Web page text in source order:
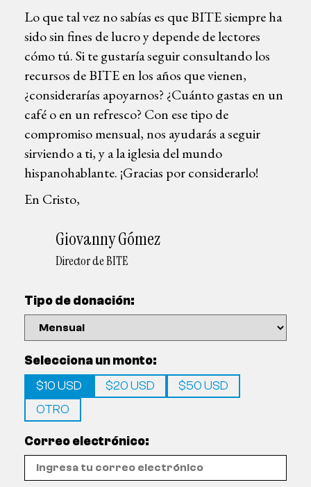
Lo que tal vez no sabías es que BITE siempre ha
sido sin fines de lucro y depende de lectores
cómo tú. Si te gustaría seguir consultando los
recursos de BITE en los años que vienen,
¿considerarías apoyarnos? ¿Cuánto gastas en un
café o en un refresco? Con ese tipo de
compromiso mensual, nos ayudarás a seguir
sirviendo a ti, y a la iglesia del mundo
hispanohablante. ¡Gracias por considerarlo!
En Cristo,
Giovanny Gómez
Director de BITE
Tipo de donación:
Selecciona un monto:
$10 USD
$20 USD
$50 USD
OTRO
Correo electrónico: